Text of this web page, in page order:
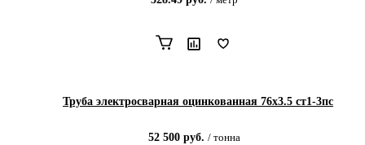
Труба электросварная оцинкованная 76х3.5 ст1-3пс
52 500руб. / тонна